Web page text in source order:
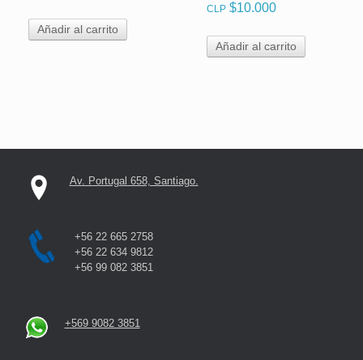
Añadir al carrito
CLP $10.000
Añadir al carrito
Av. Portugal 658, Santiago.
+56 22 665 2758
+56 22 634 9812
+56 99 082 3851
+569 9082 3851